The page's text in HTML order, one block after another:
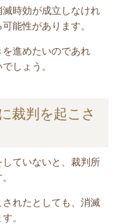
時効が成立しなけれ
能性があります。
進めたいのであれ
しょう。
裁判を起こさ
ていないと
、裁判所
れたとしても、消滅
。